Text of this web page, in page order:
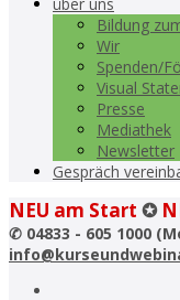
Bildung
Wir
Spenden/
Visual
Presse
Mediathek
Newsletter
Gespräch
NEU am Start ✪
✆ 04833 - 605 1000